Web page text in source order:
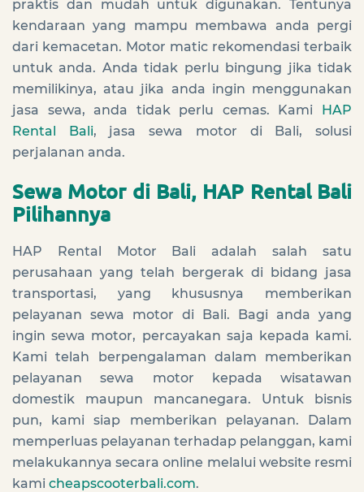
praktis dan mudah untuk digunakan. Tentunya
kendaraan yang mampu membawa anda pergi
dari kemacetan. Motor matic rekomendasi terbaik
untuk anda. Anda tidak perlu bingung jika tidak
memilikinya, atau jika anda ingin menggunakan
jasa sewa, anda tidak perlu cemas. Kami HAP
Rental Bali, jasa sewa motor di Bali, solusi
perjalanan anda.
Sewa Motor di Bali, HAP Rental Bali
Pilihannya
HAP Rental Motor Bali adalah salah satu
perusahaan yang telah bergerak di bidang jasa
transportasi, yang khususnya memberikan
pelayanan sewa motor di Bali. Bagi anda yang
ingin sewa motor, percayakan saja kepada kami.
Kami telah berpengalaman dalam memberikan
pelayanan sewa motor kepada wisatawan
domestik maupun mancanegara. Untuk bisnis
pun, kami siap memberikan pelayanan. Dalam
memperluas pelayanan terhadap pelanggan, kami
melakukannya secara online melalui website resmi
kami cheapscooterbali.com.